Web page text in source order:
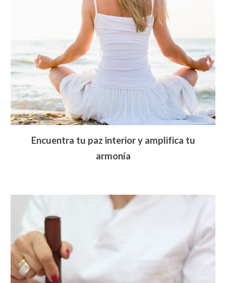
Encuentra tu paz interior y amplifica tu
armonía